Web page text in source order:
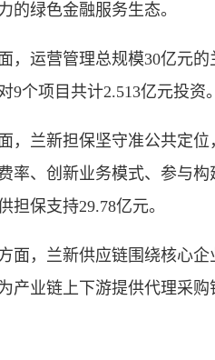
的绿色金融服务生态。
运营管理总规模30亿元的
9个项目共计2.513亿元投资。
兰新担保坚守准公共定位
率、创新业务模式、参与
担保支持29.78亿元。
，兰新供应链围绕核心企
产业链上下游提供代理采